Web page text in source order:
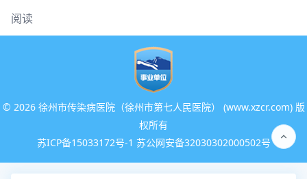
阅读
© 2026 徐州市传染病医院（徐州市第七人民医院） (www.xzcr.com) 版
权所有
苏ICP备15033172号-1 苏公网安备32030302000502号